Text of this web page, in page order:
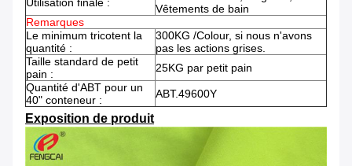
Utilisation finale :
Vêtements de bain
Remarques
Le minimum tricotent la
quantité :
300KG /Colour, si nous n'avons
pas les actions grises.
Taille standard de petit
pain :
25KG par petit pain
Quantité d'ABT pour un
40" conteneur :
ABT.49600Y
Exposition de produit